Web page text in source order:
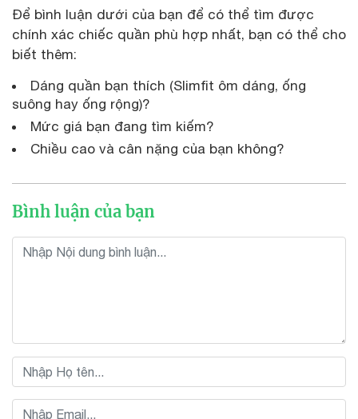
Để bình luận dưới của bạn để có thể tìm được
chính xác chiếc quần phù hợp nhất, bạn có thể cho
biết thêm:
Dáng quần bạn thích (Slimfit ôm dáng, ống
suông hay ống rộng)?
Mức giá bạn đang tìm kiếm?
Chiều cao và cân nặng của bạn không?
Bình luận của bạn